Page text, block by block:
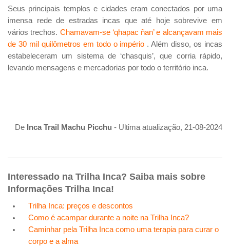
Seus principais templos e cidades eram conectados por uma
imensa rede de estradas incas que até hoje sobrevive em
vários trechos. Chamavam-se ‘qhapac ñan’ e alcançavam mais
de 30 mil quilômetros em todo o império . Além disso, os incas
estabeleceram um sistema de ‘chasquis’, que corria rápido,
levando mensagens e mercadorias por todo o território inca.
De Inca Trail Machu Picchu - Ultima atualização, 21-08-2024
Interessado na Trilha Inca? Saiba mais sobre
Informações Trilha Inca!
Trilha Inca: preços e descontos
Como é acampar durante a noite na Trilha Inca?
Caminhar pela Trilha Inca como uma terapia para curar o
corpo e a alma